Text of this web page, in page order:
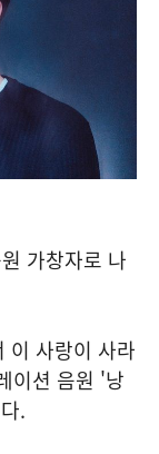
가창자로 나
이 사랑이 사라
이션 음원 '낭
.